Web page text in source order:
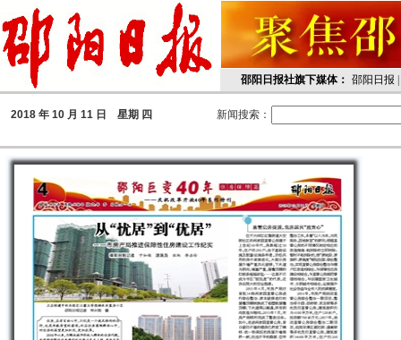
邵阳日报社旗下媒体： 邵阳日报
2018 年 10 月 11 日 星期 四 新闻搜索：